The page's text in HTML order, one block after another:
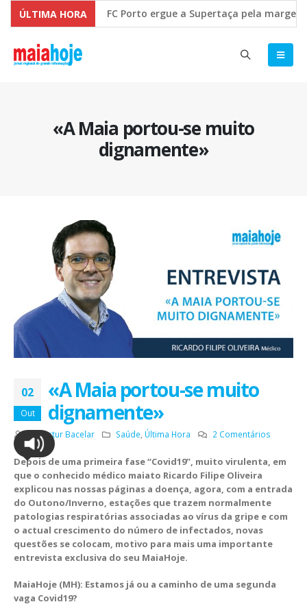
ÚLTIMA HORAFC Porto ergue a Supertaça pela margem
Comissão Europeia quer ouvir as PME’s
«A Maia portou-se muito
dignamente»
02
Out
«A Maia portou-se muito
dignamente»
PorArtur Bacelar Saúde, Última Hora 2 Comentários
Depois de uma primeira fase “Covid19”, muito virulenta, em
que o conhecido médico maiato Ricardo Filipe Oliveira
explicou nas nossas páginas a doença, agora, com a entrada
do Outono/Inverno, estações que trazem normalmente
patologias respiratórias associadas ao vírus da gripe e com
o actual crescimento do número de infectados, novas
questões se colocam, motivo para mais uma importante
entrevista exclusiva do seu MaiaHoje.
MaiaHoje (MH): Estamos já ou a caminho de uma segunda
vaga Covid19?